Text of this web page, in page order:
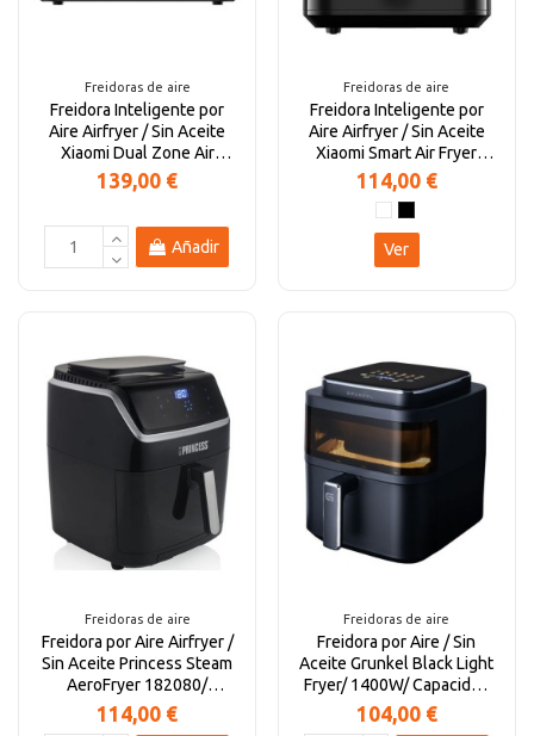
Gaming Auriculares y micrófonos
Alfombrillas gaming
Sillones gaming
Software/licencias
Cables y adaptadores informática
Televisores
Accesorios TV
Proyectores
Patinetes eléctricos
Hogar
Freidoras de aire
Freidora Inteligente por
Aire Airfryer / Sin Aceite
Xiaomi Dual Zone Air
Fryer 10L/...
139,00 €
Añadir
Freidoras de aire
Freidora Inteligente por
Aire Airfryer / Sin Aceite
Xiaomi Smart Air Fryer
6.5L/ 1800W/...
114,00 €
Ver
Freidoras de aire
Freidora por Aire Airfryer /
Sin Aceite Princess Steam
AeroFryer 182080/
1700W/...
114,00 €
Freidoras de aire
Freidora por Aire / Sin
Aceite Grunkel Black Light
Fryer/ 1400W/ Capacidad
6L
104,00 €